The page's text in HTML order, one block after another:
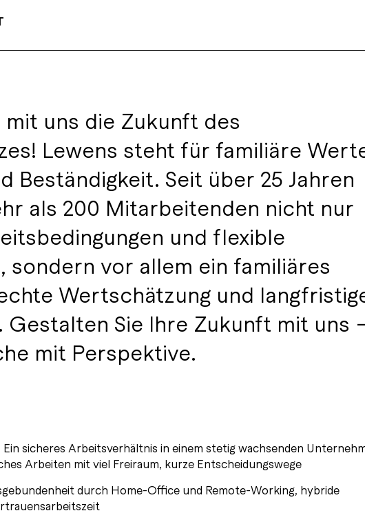
uns die Zukunft des
Lewens steht für familiäre
Beständigkeit. Seit über 25 Jahren
als 200 Mitarbeitenden nicht nur
und flexible
sondern vor allem ein familiäres
Wertschätzung und
Gestalten Sie Ihre Zukunft mit uns
mit Perspektive.
Ein sicheres Arbeitsverhältnis in einem stetig wachsenden
Arbeiten mit viel Freiraum, kurze Entscheidungswege
durch Home-Office und Remote-Working, hybride